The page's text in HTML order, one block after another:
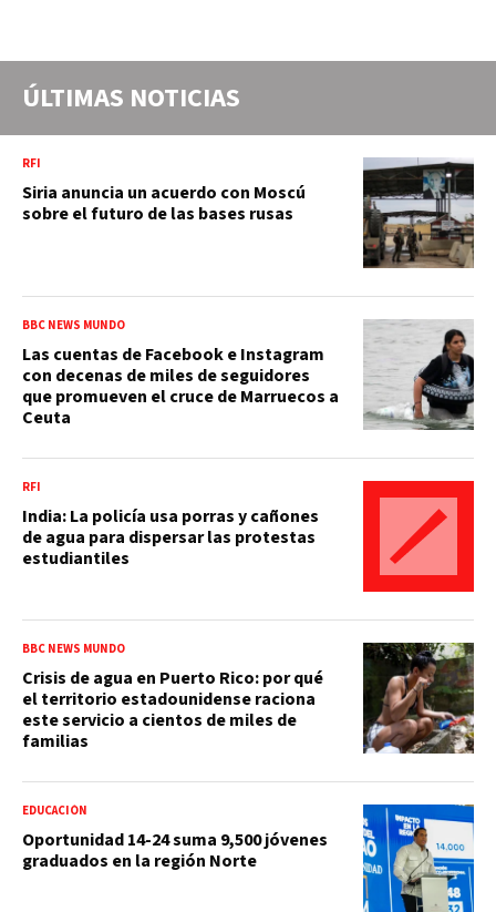
ÚLTIMAS NOTICIAS
RFI
Siria anuncia un acuerdo con Moscú
sobre el futuro de las bases rusas
BBC NEWS MUNDO
Las cuentas de Facebook e Instagram
con decenas de miles de seguidores
que promueven el cruce de Marruecos a
Ceuta
RFI
India: La policía usa porras y cañones
de agua para dispersar las protestas
estudiantiles
BBC NEWS MUNDO
Crisis de agua en Puerto Rico: por qué
el territorio estadounidense raciona
este servicio a cientos de miles de
familias
EDUCACIÓN
Oportunidad 14-24 suma 9,500 jóvenes
graduados en la región Norte